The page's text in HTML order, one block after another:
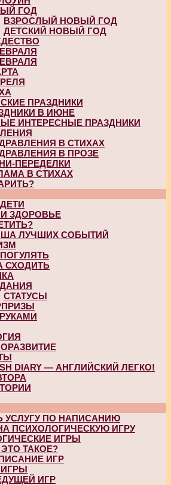
ГОД
ВЗРОСЛЫЙ НОВЫЙ ГОД
ДЕТСКИЙ НОВЫЙ ГОД
ПРАЗДНИКИ
В ИЮНЕ
ИНТЕРЕСНЫЕ ПРАЗДНИКИ
В СТИХАХ
В ПРОЗЕ
ПЕРЕДЕЛКИ
В СТИХАХ
ЗДОРОВЬЕ
ЛУЧШИХ СОБЫТИЙ
СХОДИТЬ
СТАТУСЫ
DIARY — АНГЛИЙСКИЙ ЛЕГКО!
УСЛУГУ ПО НАПИСАНИЮ
ПСИХОЛОГИЧЕСКУЮ ИГРУ
ИГРЫ
ТАКОЕ?
ИГР
ИГРЫ
ИГР